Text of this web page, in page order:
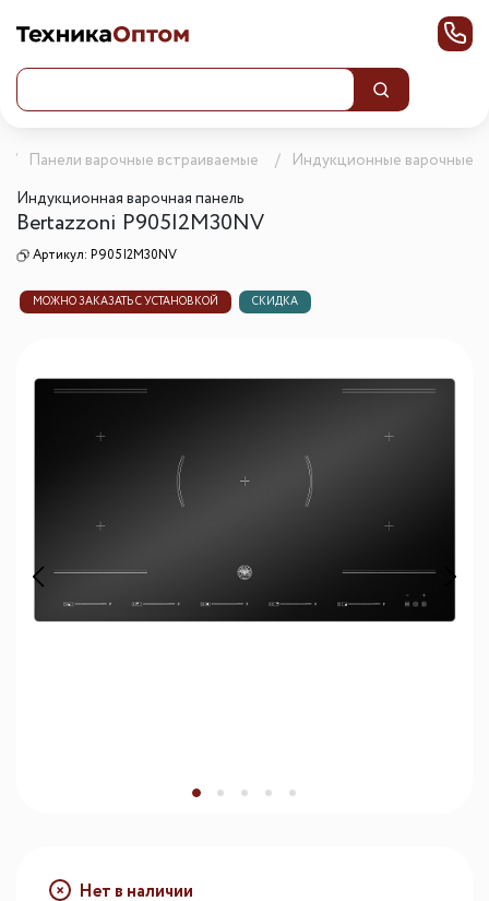
Панели варочные встраиваемые
Индукционные варочные
Индукционная варочная панель
Bertazzoni P905I2M30NV
Артикул: P905I2M30NV
МОЖНО ЗАКАЗАТЬ С УСТАНОВКОЙ СКИДКА
Нет в наличии